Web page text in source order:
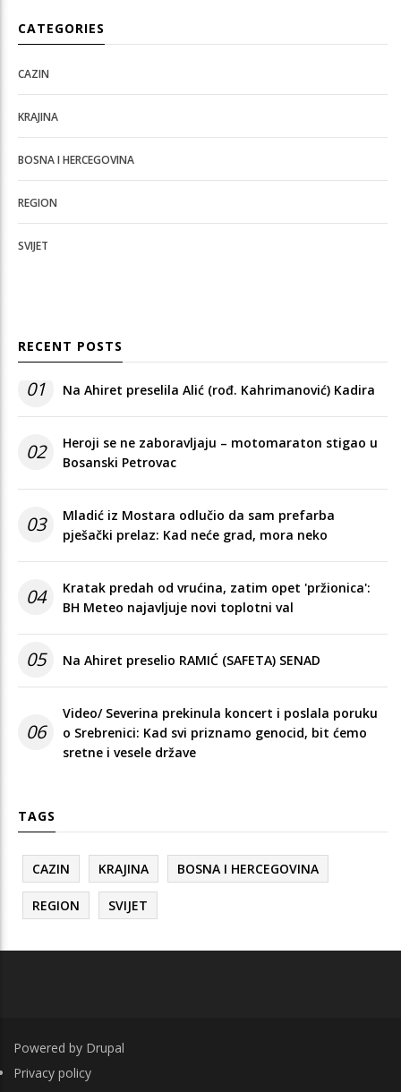
CATEGORIES
CAZIN
KRAJINA
BOSNA I HERCEGOVINA
REGION
SVIJET
RECENT POSTS
01 Na Ahiret preselila Alić (rođ. Kahrimanović) Kadira
02
Heroji se ne zaboravljaju – motomaraton stigao u
Bosanski Petrovac
03
Mladić iz Mostara odlučio da sam prefarba
pješački prelaz: Kad neće grad, mora neko
04
Kratak predah od vrućina, zatim opet 'pržionica':
BH Meteo najavljuje novi toplotni val
05 Na Ahiret preselio RAMIĆ (SAFETA) SENAD
06
Video/ Severina prekinula koncert i poslala poruku
o Srebrenici: Kad svi priznamo genocid, bit ćemo
sretne i vesele države
TAGS
CAZIN KRAJINA BOSNA I HERCEGOVINA
REGION SVIJET
Powered by Drupal
FOOTER
Privacy policy